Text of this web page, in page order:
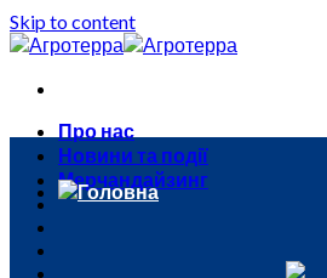
Skip to content
Про нас
Новини та події
Мерчандайзинг
Головна